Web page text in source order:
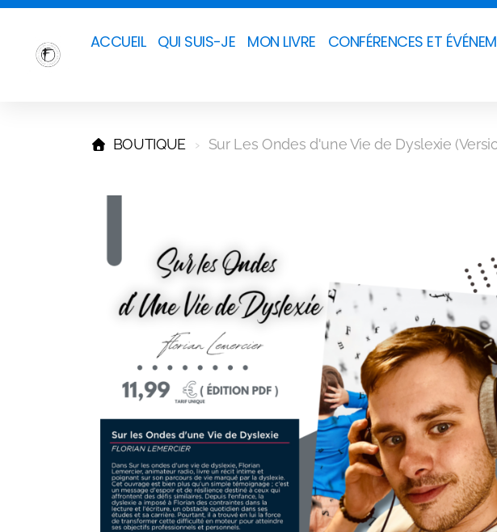
ACCUEIL QUI SUIS-JE MON LIVRE CONFÉRENCES ET
BOUTIQUE Sur Les Ondes d'une Vie de Dyslexie